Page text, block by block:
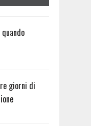
giorni di